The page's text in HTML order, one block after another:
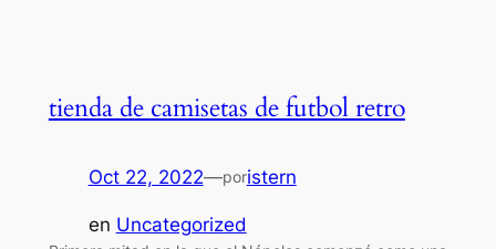
tienda de camisetas de futbol retro
Oct 22, 2022—poristern
en Uncategorized